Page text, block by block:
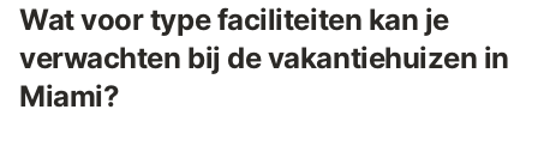
Wat voor type faciliteiten kan je
verwachten bij de vakantiehuizen in
Miami?